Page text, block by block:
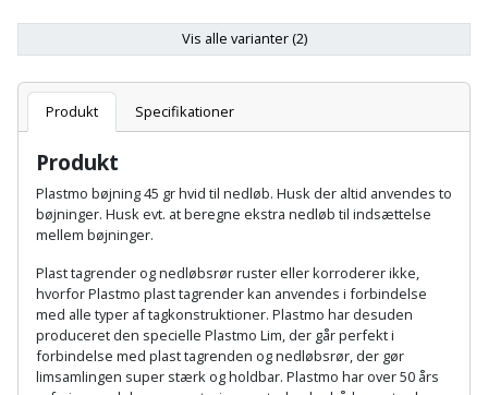
Garageport
Gelænder
Gips
Grundmursplader
Hardieplank
brædder
Hemsestige
skumpistol
Gipsværktøj
Glasløfter
Glasskærer
Hæftepistol
og
Betonsliber
Bindemaskine
Bits
Bor
Bore-
og
skruemaskine
Motorsav
kædesav
Motorsav
og
tilbehør
Pælebor
Brændeovn
Brandslukker
Brugskunst
Camping
Damprengøring
Dørmåtte
Spartelmasse
væg
Tape
Stålvask
Ventilation
og
indeklima
Guides
Gaveideer
Aktiviteter
Vis alle varianter (2)
Produkt Specifikationer
Produkt
Plastmo bøjning 45 gr hvid til nedløb. Husk der altid anvendes to
bøjninger. Husk evt. at beregne ekstra nedløb til indsættelse
mellem bøjninger.
Plast tagrender og nedløbsrør ruster eller korroderer ikke,
hvorfor Plastmo plast tagrender kan anvendes i forbindelse
med alle typer af tagkonstruktioner. Plastmo har desuden
produceret den specielle Plastmo Lim, der går perfekt i
forbindelse med plast tagrenden og nedløbsrør, der gør
limsamlingen super stærk og holdbar. Plastmo har over 50 års